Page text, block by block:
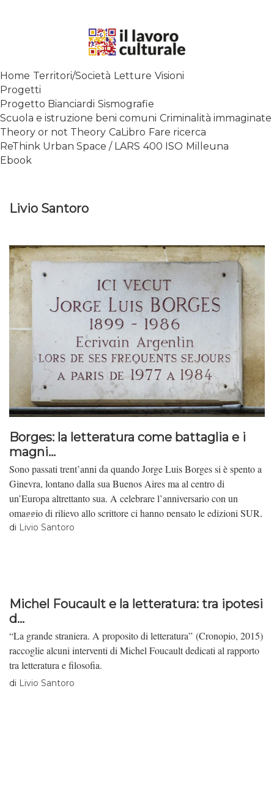
SPALANCARE LE FINESTRE DEI
CONTEMPORANEO
Home Territori/Società Letture Visioni
Progetti
Progetto Bianciardi Sismografie
Scuola e istruzione beni comuni Criminalità immaginate
Theory or not Theory CaLibro Fare ricerca
ReThink Urban Space / LARS 400 ISO Milleuna
Ebook
Livio Santoro
Borges: la letteratura come battaglia e i
magni...
Sono passati trent’anni da quando Jorge Luis Borges si è spento a
Ginevra, lontano dalla sua Buenos Aires ma al centro di
un’Europa altrettanto sua. A celebrare l’anniversario con un
omaggio di rilievo allo scrittore ci hanno pensato le edizioni SUR,
traducendo un volume utilissimo a chi voglia cercare di orientarsi
di Livio Santoro
Michel Foucault e la letteratura: tra ipotesi
d...
“La grande straniera. A proposito di letteratura” (Cronopio, 2015)
raccoglie alcuni interventi di Michel Foucault dedicati al rapporto
tra letteratura e filosofia.
di Livio Santoro